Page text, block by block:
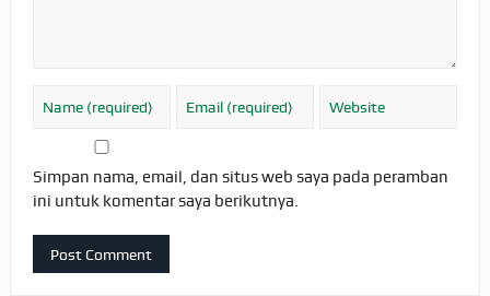
Simpan nama, email, dan situs web saya pada peramban
ini untuk komentar saya berikutnya.